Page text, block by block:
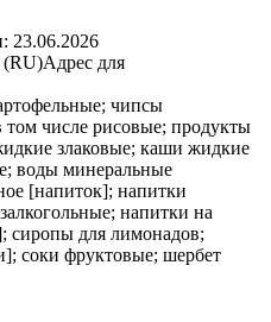
23.06.2026
(RU)Адрес для
чипсы
числе рисовые; продукты
злаковые; каши жидкие
воды минеральные
[напиток]; напитки
напитки на
сиропы для лимонадов;
соки фруктовые; шербет